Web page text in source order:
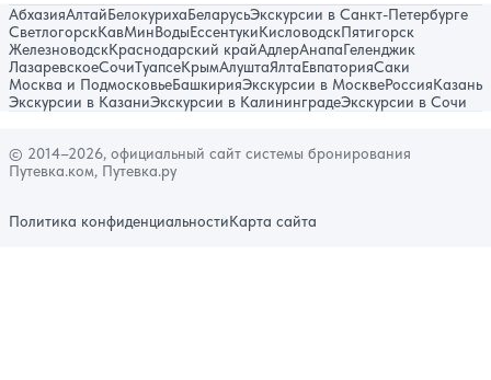
АбхазияАлтайБелокурихаБеларусьЭкскурсии в Санкт-Петербурге
СветлогорскКавМинВодыЕссентукиКисловодскПятигорск
ЖелезноводскКраснодарский крайАдлерАнапаГеленджик
ЛазаревскоеСочиТуапсеКрымАлуштаЯлтаЕвпаторияСаки
Москва и ПодмосковьеБашкирияЭкскурсии в МосквеРоссияКазань
Экскурсии в КазаниЭкскурсии в КалининградеЭкскурсии в Сочи
© 2014–2026, официальный сайт системы бронирования
Путевка.ком, Путевка.ру
Политика конфиденциальностиКарта сайта